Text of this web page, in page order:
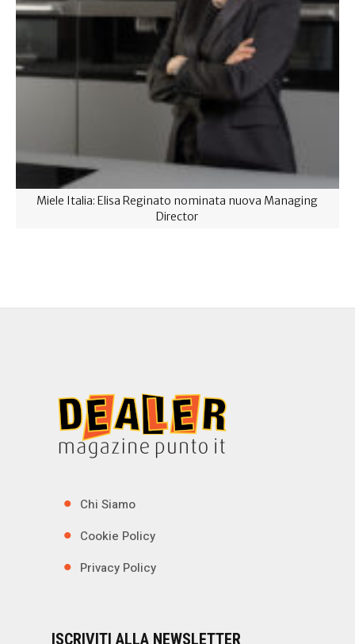
Miele Italia: Elisa Reginato nominata nuova Managing
Director
Chi Siamo
Cookie Policy
Privacy Policy
ISCRIVITI ALLA NEWSLETTER